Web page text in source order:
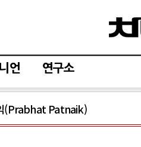
언 연구소
(Prabhat Patnaik)